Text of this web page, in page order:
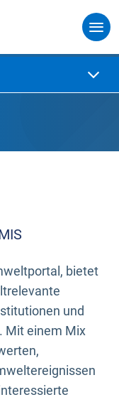
bietet
und
Mit einem Mix